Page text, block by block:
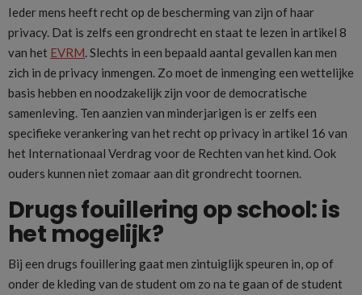
Ieder mens heeft recht op de bescherming van zijn of haar
privacy. Dat is zelfs een grondrecht en staat te lezen in artikel 8
van het EVRM. Slechts in een bepaald aantal gevallen kan men
zich in de privacy inmengen. Zo moet de inmenging een wettelijke
basis hebben en noodzakelijk zijn voor de democratische
samenleving. Ten aanzien van minderjarigen is er zelfs een
specifieke verankering van het recht op privacy in artikel 16 van
het Internationaal Verdrag voor de Rechten van het kind. Ook
ouders kunnen niet zomaar aan dit grondrecht toornen.
Drugs fouillering op school: is
het mogelijk?
Bij een drugs fouillering gaat men zintuiglijk speuren in, op of
onder de kleding van de student om zo na te gaan of de student